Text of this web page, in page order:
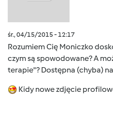
śr., 04/15/2015 - 12:17
Rozumiem Cię Moniczko
czym są spowodowane? A
terapie"? Dostępna (chyba) na
Kidy nowe zdjęcie